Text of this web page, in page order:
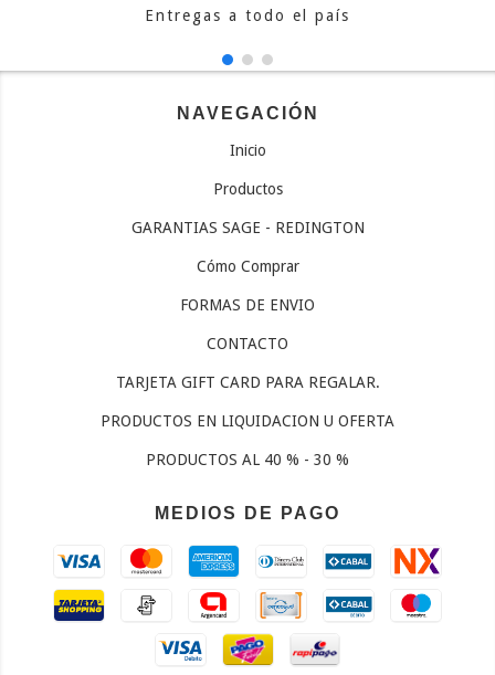
Entregas a todo el país
NAVEGACIÓN
Inicio
Productos
GARANTIAS SAGE - REDINGTON
Cómo Comprar
FORMAS DE ENVIO
CONTACTO
TARJETA GIFT CARD PARA REGALAR.
PRODUCTOS EN LIQUIDACION U OFERTA
PRODUCTOS AL 40 % - 30 %
MEDIOS DE PAGO